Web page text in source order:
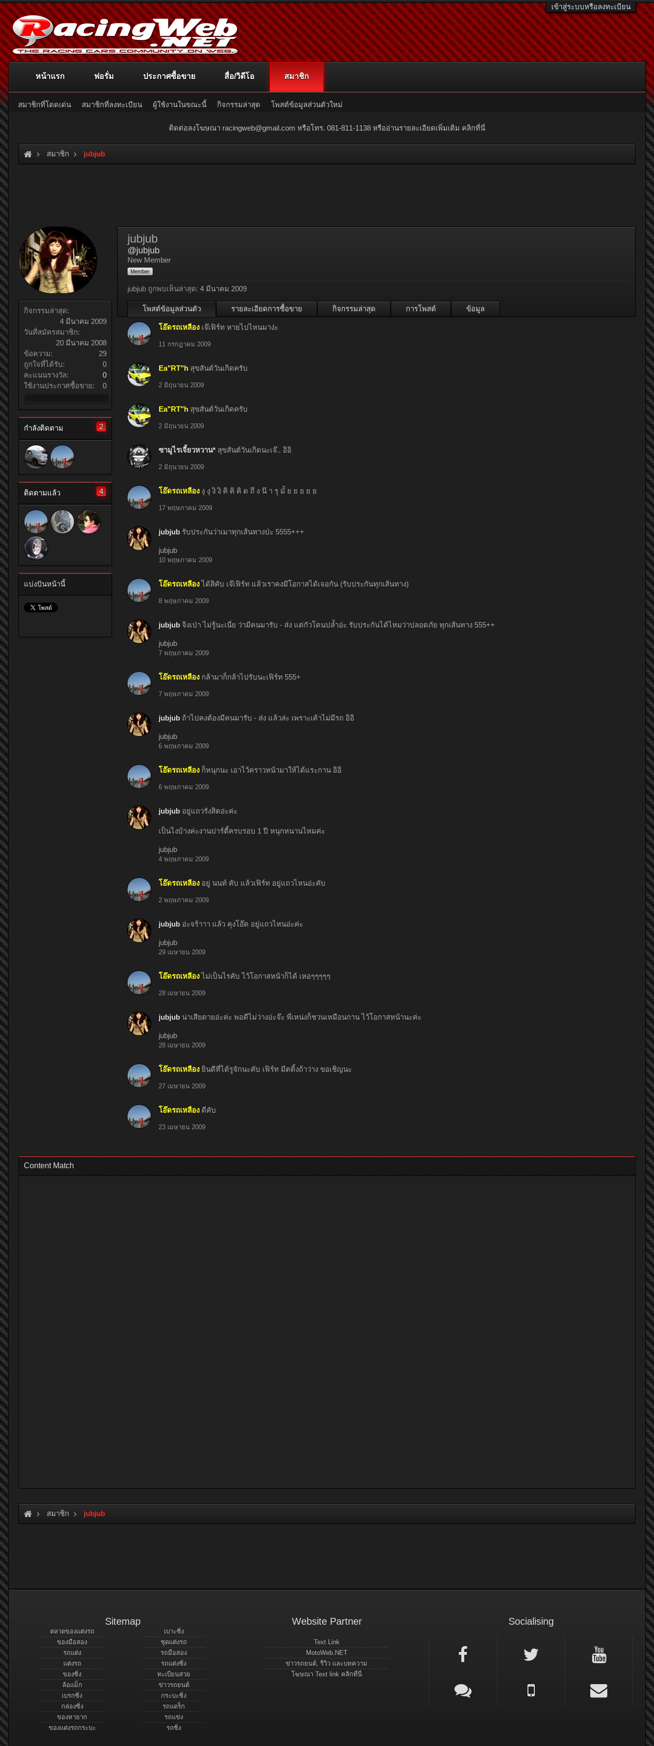
เข้าสู่ระบบหรือลงทะเบียน
ติดต่อลงโฆษณา racingweb@gmail.com หรือโทร. 081-811-1138 หรืออ่านรายละเอียดเพิ่มเติม คลิกที่นี่
สมาชิก jubjub
กิจกรรมล่าสุด:
4 มีนาคม 2009
วันที่สมัครสมาชิก:
20 มีนาคม 2008
ข้อความ:
29
ถูกใจที่ได้รับ:
0
คะแนนรางวัล:
0
ใช้งานประกาศซื้อขาย:
0
กำลังติดตาม 2
ติดตามแล้ว 4
แบ่งปันหน้านี้
jubjub
@jubjub
New Member
Member
jubjub ถูกพบเห็นล่าสุด: 4 มีนาคม 2009
โพสต์ข้อมูลส่วนตัว รายละเอียดการซื้อขาย กิจกรรมล่าสุด การโพสต์ ข้อมูล
โอ๊ดรถเหลือง เจ๊เฟิร์ท หายไปไหนมาง่ะ
11 กรกฎาคม 2009
Ea"RT"h สุขสันต์วันเกิดครับ
2 มิถุนายน 2009
Ea"RT"h สุขสันต์วันเกิดครับ
2 มิถุนายน 2009
ซามูไรเจี้ยวหวาน* สุขสันต์วันเกิดนะเจ๊.. อิอิ
2 มิถุนายน 2009
โอ๊ดรถเหลือง งุ งุ งิ งิ คิ คิ คิ ด ถึ ง น๊ า รุ มั้ ย ย ย ย ย
17 พฤษภาคม 2009
jubjub รับประกันว่าเมาทุกเส้นทางป่ะ 5555+++
jubjub
10 พฤษภาคม 2009
โอ๊ดรถเหลือง ได้สิคับ เจ๊เฟิร์ท แล้วเราคงมีโอกาสได้เจอกัน (รับประกันทุกเส้นทาง)
8 พฤษภาคม 2009
jubjub จิงเป่า ไม่รู้นะเนี่ย ว่ามีคนมารับ - ส่ง แต่กัวโดนปล้ำอ่ะ รับประกันได้ไหมว่าปลอดภัย ทุกเส้นทาง 555++
jubjub
7 พฤษภาคม 2009
โอ๊ดรถเหลือง กล้ามาก็กล้าไปรับนะเฟิร์ท 555+
7 พฤษภาคม 2009
jubjub ถ้าไปคงต้องมีคนมารับ - ส่ง แล้วล่ะ เพราะเค้าไม่มีรถ อิอิ
jubjub
6 พฤษภาคม 2009
โอ๊ดรถเหลือง ก็หนุกนะ เอาไว้คราวหน้ามาให้ได้แระกาน อิอิ
6 พฤษภาคม 2009
jubjub อยู่แถวรังสิตอ่ะค่ะ
เป็นไงบ้างค่ะงานปาร์ตี้ครบรอบ 1 ปี หนุกหนานไหมค่ะ
jubjub
4 พฤษภาคม 2009
โอ๊ดรถเหลือง อยู่ นนท์ คับ แล้วเฟิร์ท อยู่แถวไหนอ่ะคับ
2 พฤษภาคม 2009
jubjub อ่ะจร้าาา แล้ว คุงโอ๊ด อยู่แถวไหนอ่ะค่ะ
jubjub
29 เมษายน 2009
โอ๊ดรถเหลือง ไม่เป็นไรคับ ไว้โอกาสหน้าก็ได้ เหอๆๆๆๆๆ
28 เมษายน 2009
jubjub น่าเสียดายอ่ะค่ะ พอดีไม่ว่างอ่ะจ๊ะ พี่เหน่งก็ชวนเหมือนกาน ไว้โอกาสหน้านะค่ะ
jubjub
28 เมษายน 2009
โอ๊ดรถเหลือง ยินดีที่ได้รูจักนะคับ เฟิร์ท มีตติ้งถ้าว่าง ขอเชิญนะ
27 เมษายน 2009
โอ๊ดรถเหลือง ดีคับ
23 เมษายน 2009
Content Match
สมาชิก jubjub
หน้าแรก ฟอรั่ม ประกาศซื้อขาย สื่อ/วิดีโอ สมาชิก
สมาชิกที่โดดเด่น สมาชิกที่ลงทะเบียน ผู้ใช้งานในขณะนี้ กิจกรรมล่าสุด โพสต์ข้อมูลส่วนตัวใหม่
Sitemap
ตลาดของแต่งรถ
ของมือสอง
รถแต่ง
แต่งรถ
ของซิ่ง
ล้อแม็ก
เบรกซิ่ง
กล่องซิ่ง
ของหายาก
ของแต่งรถกระบะ
เบาะซิ่ง
ชุดแต่งรถ
รถมือสอง
รถแต่งซิ่ง
ทะเบียนสวย
ข่าวรถยนต์
กระบะซิ่ง
รถแดร็ก
รถแข่ง
รถซิ่ง
Website Partner
Text Link
MotoWeb.NET
ข่าวรถยนต์, รีวิว และบทความ
โฆษณา Text link คลิกที่นี่
Socialising